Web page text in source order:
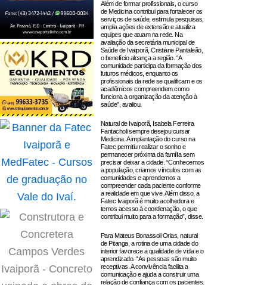
Além de formar profissionais, o curso
de Medicina contribui para fortalecer os
serviços de saúde, estimula pesquisas,
amplia ações de extensão e atualiza
equipes que atuam na rede. Na
avaliação da secretária municipal de
Saúde de Ivaiporã, Cristiane Pantaleão,
o benefício alcança a região. “A
comunidade participa da formação dos
futuros médicos, enquanto os
profissionais da rede se qualificam e os
acadêmicos compreendem como
funciona a organização da atenção à
saúde”, avaliou.
Natural de Ivaiporã, Isabela Ferreira
Fantacholi sempre desejou cursar
Medicina. A implantação do curso na
Fatec permitiu realizar o sonho e
permanecer próxima da família sem
precisar deixar a cidade. “Conhecemos
a população, criamos vínculos com as
comunidades e aprendemos a
compreender cada paciente conforme
a realidade em que vive. Além disso, a
Fatec Ivaiporã é muito acolhedora e
temos acesso à coordenação, o que
contribui muito para a formação”, disse.
Para Mateus Bonassoli Orias, natural
de Pitanga, a rotina de uma cidade do
interior favorece a qualidade de vida e o
aprendizado. “As pessoas são muito
receptivas. A convivência facilita a
comunicação e ajuda a construir uma
relação de confiança com os pacientes.